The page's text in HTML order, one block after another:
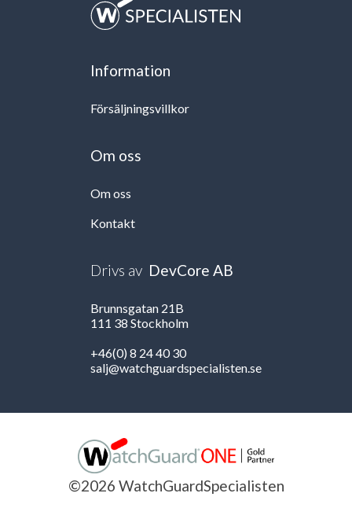
Information
Försäljningsvillkor
Om oss
Om oss
Kontakt
Drivs av DevCore AB
Brunnsgatan 21B
111 38 Stockholm
+46(0) 8 24 40 30
salj@watchguardspecialisten.se
©2026 WatchGuardSpecialisten